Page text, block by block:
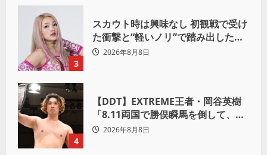
3
スカウト時は興味なし 初観戦で受け
た衝撃と“軽いノリ”で踏み出したプ
ロレスへの道
2026年8月8日
4
【DDT】EXTREME王者・岡谷英樹
「8.11両国で勝俣瞬馬を倒して、初
めて“本当の王者”になれる」
2026年8月8日